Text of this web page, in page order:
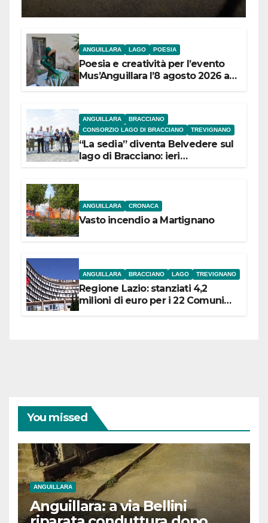
ANGUILLARA LAGO POESIA
Poesia e creatività per l’evento
Mus’Anguillara l’8 agosto 2026 al
ANGUILLARA
BRACCIANO
CONSORZIO LAGO DI BRACCIANO
TREVIGNANO
“La sedia” diventa Belvedere sul
lago di Bracciano: ieri
ANGUILLARA CRONACA
Vasto incendio a Martignano
ANGUILLARA BRACCIANO LAGO TREVIGNANO
Regione Lazio: stanziati 4,2
milioni di euro per i 22 Comuni
You missed
ANGUILLARA
Anguillara: a via Bellini